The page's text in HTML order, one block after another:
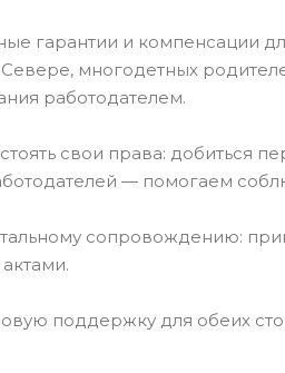
гарантии и компенсации
многодетных
работодателем.
свои права: добиться
— помогаем
сопровождению:
поддержку для обеих